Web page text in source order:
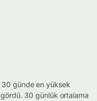
30 günde en yüksek
30 günlük ortalama